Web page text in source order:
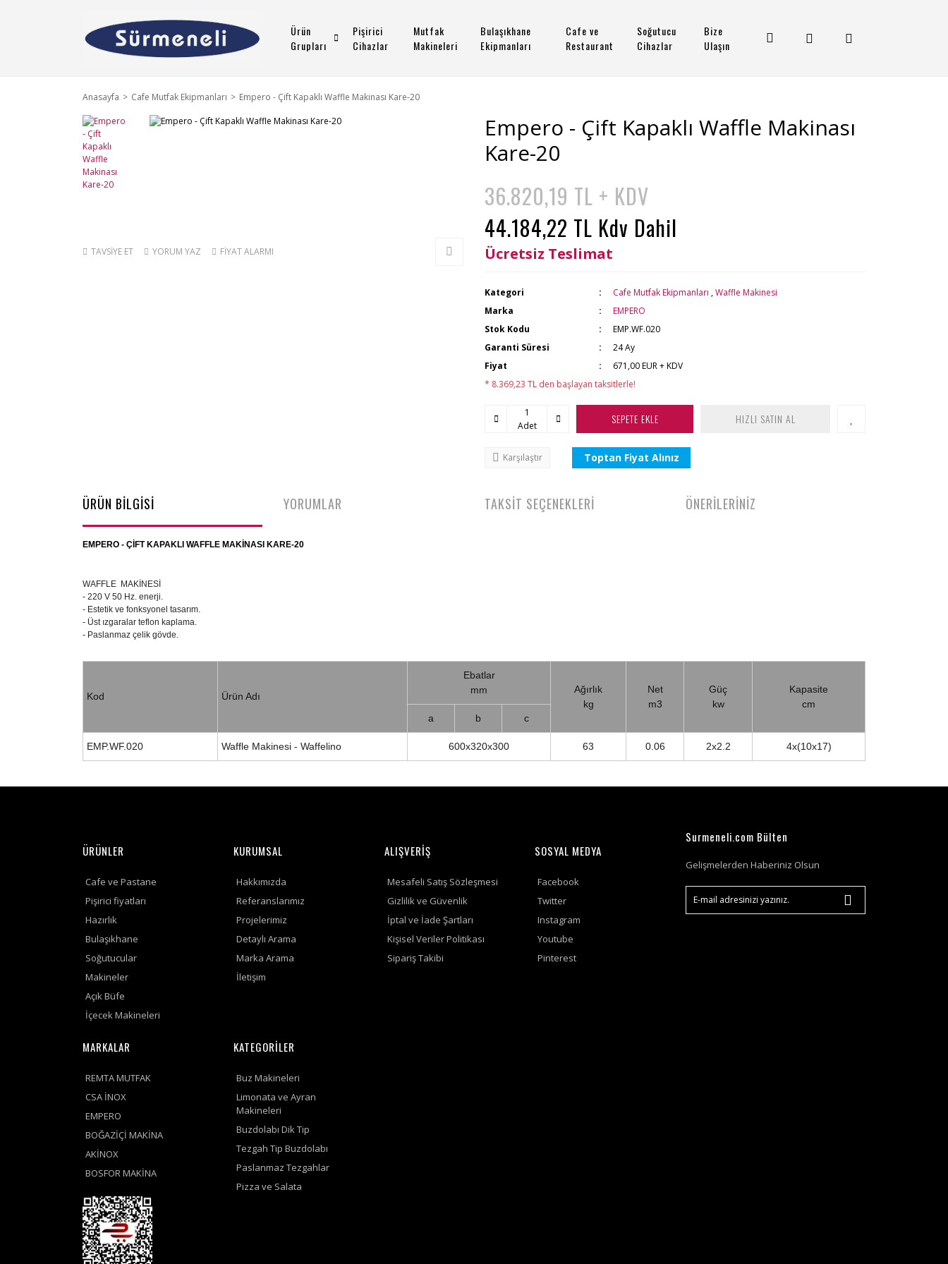
Ürün
Grupları
Pişirici
Cihazlar
Mutfak
Makineleri
Bulaşıkhane
Ekipmanları
Cafe ve
Restaurant
Soğutucu
Cihazlar
Bize
Ulaşın
Anasayfa Cafe Mutfak Ekipmanları Empero - Çift Kapaklı Waffle Makinası Kare-20
TAVSİYE ET YORUM YAZ FİYAT ALARMI
Empero - Çift Kapaklı Waffle Makinası
Kare-20
36.820,19 TL + KDV
44.184,22 TL Kdv Dahil
Ücretsiz Teslimat
Kategori Cafe Mutfak Ekipmanları ,Waffle Makinesi
Marka
EMPERO
Stok Kodu
EMP.WF.020
Garanti Süresi
24 Ay
Fiyat
671,00 EUR + KDV
* 8.369,23 TL den başlayan taksitlerle!
Adet SEPETE EKLE HIZLI SATIN AL
Karşılaştır Toptan Fiyat Alınız
ÜRÜN BİLGİSİ
EMPERO - ÇİFT KAPAKLI WAFFLE MAKİNASI KARE-20
WAFFLE MAKİNESİ
- 220 V 50 Hz. enerji.
- Estetik ve fonksyonel tasarım.
- Üst ızgaralar teflon kaplama.
- Paslanmaz çelik gövde.
Kod Ürün Adı
Ebatlar
mm
Ağırlık
kg
Net
m3
Güç
kw
Kapasite
cm
a
b c
EMP.WF.020 Waffle Makinesi - Waffelino 600x320x300 63 0.06 2x2.2 4x(10x17)
YORUMLAR TAKSİT SEÇENEKLERİ ÖNERİLERİNİZ
ÜRÜNLER
Cafe ve Pastane
Pişirici fiyatları
Hazırlık
Bulaşıkhane
Soğutucular
Makineler
Açık Büfe
İçecek Makineleri
KURUMSAL
Hakkımızda
Referanslarımız
Projelerimiz
Detaylı Arama
Marka Arama
İletişim
ALIŞVERİŞ
Mesafeli Satış Sözleşmesi
Gizlilik ve Güvenlik
İptal ve İade Şartları
Kişisel Veriler Politikası
Sipariş Takibi
SOSYAL MEDYA
Facebook
Twitter
Instagram
Youtube
Pinterest
MARKALAR
REMTA MUTFAK
CSA İNOX
EMPERO
BOĞAZİÇİ MAKİNA
AKİNOX
BOSFOR MAKİNA
KATEGORİLER
Buz Makineleri
Limonata ve Ayran
Makineleri
Buzdolabı Dik Tip
Tezgah Tip Buzdolabı
Paslanmaz Tezgahlar
Pizza ve Salata
Surmeneli.com Bülten
Gelişmelerden Haberiniz Olsun